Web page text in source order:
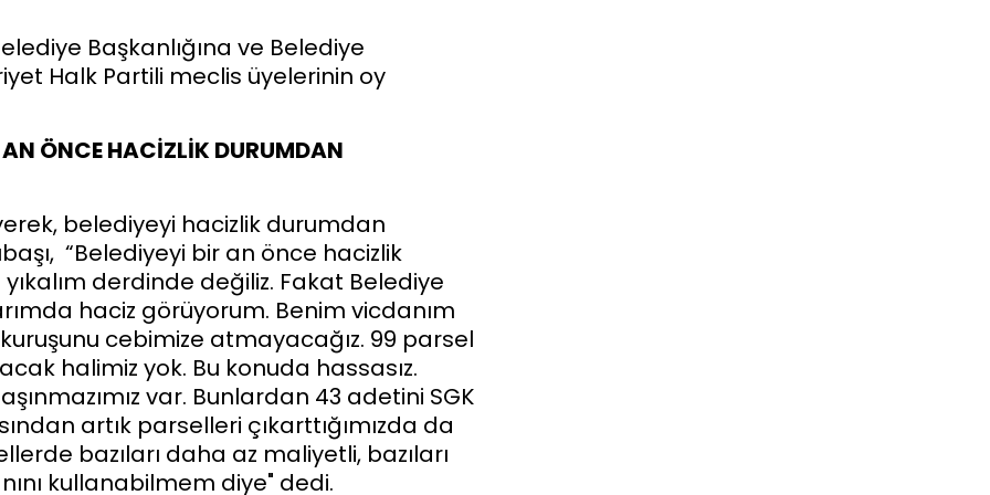
Başkanlığına ve Belediye
Halk Partili meclis üyelerinin oy
ÖNCE HACİZLİK DURUMDAN
belediyeyi hacizlik durumdan
“Belediyeyi bir an önce hacizlik
derdinde değiliz. Fakat Belediye
haciz görüyorum. Benim vicdanım
cebimize atmayacağız. 99 parsel
halimiz yok. Bu konuda hassasız.
var. Bunlardan 43 adetini SGK
artık parselleri çıkarttığımızda da
bazıları daha az maliyetli, bazıları
kullanabilmem diye" dedi.